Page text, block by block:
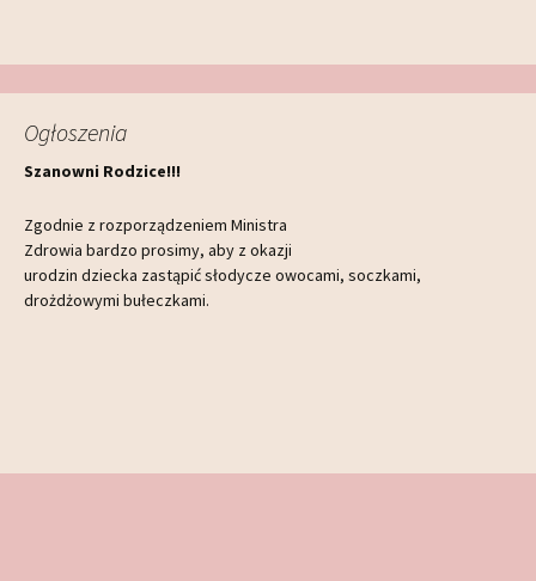
Ogłoszenia
Szanowni Rodzice!!!
Zgodnie z rozporządzeniem Ministra
Zdrowia bardzo prosimy, aby z okazji
urodzin dziecka zastąpić słodycze owocami, soczkami,
drożdżowymi bułeczkami.